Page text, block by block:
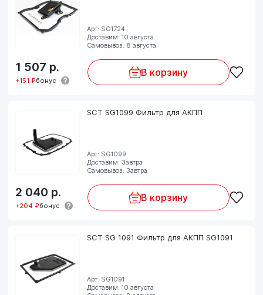
Арт: SG1724
Доставим: 10 августа
Самовывоз: 8 августа
1 507 р.
+151 ₽бонус
В корзину
SCT SG1099 Фильтр для АКПП
Арт: SG1099
Доставим: Завтра
Самовывоз: Завтра
2 040 р.
+204 ₽бонус
В корзину
SCT SG 1091 Фильтр для АКПП SG1091
Арт: SG1091
Доставим: 10 августа